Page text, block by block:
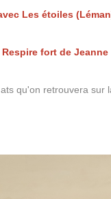
Les étoiles
fort de Jeanne
qu'on retrouvera sur